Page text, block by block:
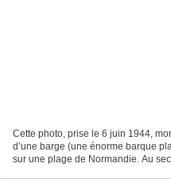
Cette photo, prise le 6 juin 1944,
d’une barge (une énorme barque
sur une plage de Normandie. Au